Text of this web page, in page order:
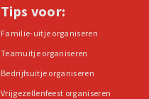
Tips voor:
Familie-uitje organiseren
Teamuitje organiseren
Bedrijfsuitje organiseren
Vrijgezellenfeest organiseren